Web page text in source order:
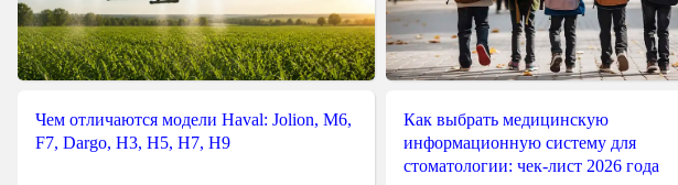
Чем отличаются модели Haval: Jolion, M6,
F7, Dargo, H3, H5, H7, H9
Как выбрать медицинскую
информационную систему для
стоматологии: чек-лист 2026 года